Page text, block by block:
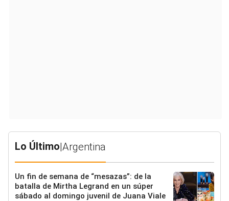
Lo Último|Argentina
Un fin de semana de “mesazas”: de la
batalla de Mirtha Legrand en un súper
sábado al domingo juvenil de Juana Viale